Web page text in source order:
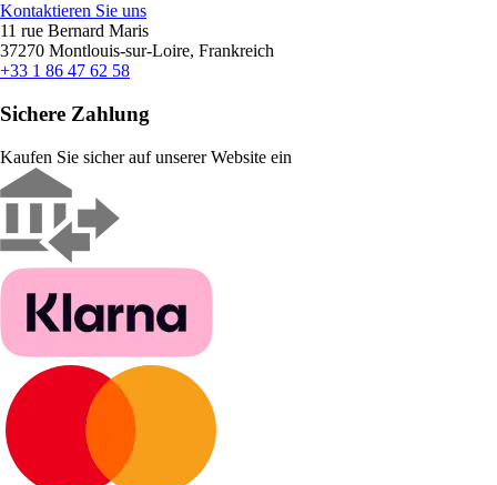
Kontaktieren Sie uns
11 rue Bernard Maris
37270 Montlouis-sur-Loire, Frankreich
+33 1 86 47 62 58
Sichere Zahlung
Kaufen Sie sicher auf unserer Website ein